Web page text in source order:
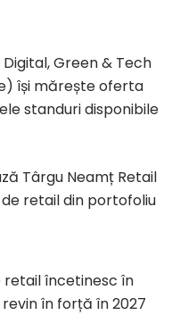
Digital, Green & Tech
își mărește oferta
standuri disponibile
Târgu Neamț Retail
retail din portofoliu
retail încetinesc în
în forță în 2027